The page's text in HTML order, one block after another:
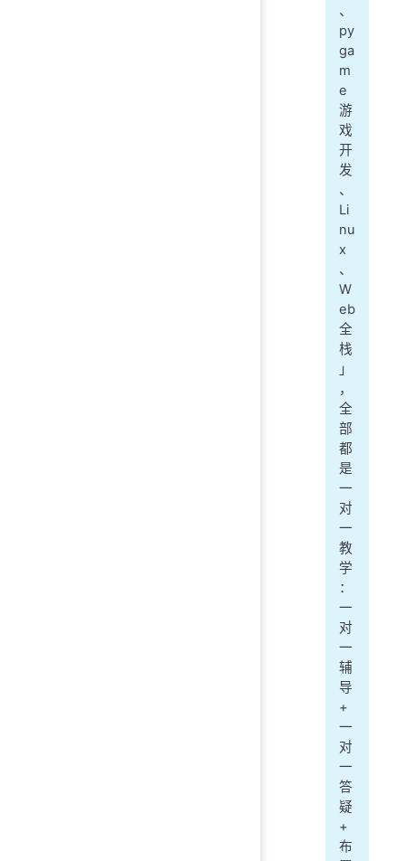
、
py
ga
m
e
游
戏
开
发
、
Li
nu
x
、
W
eb
全
栈
」
，
全
部
都
是
一
对
一
教
学
：
一
对
一
辅
导
+
一
对
一
答
疑
+
布